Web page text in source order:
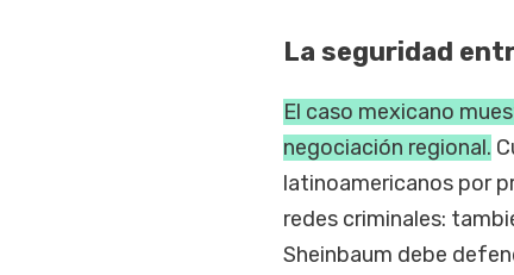
La seguridad
El caso mexicano
negociación regional.
latinoamericanos por
redes criminales:
Sheinbaum debe